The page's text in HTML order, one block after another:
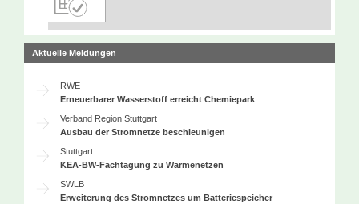
Aktuelle Meldungen
RWE
Erneuerbarer Wasserstoff erreicht Chemiepark
Verband Region Stuttgart
Ausbau der Stromnetze beschleunigen
Stuttgart
KEA-BW-Fachtagung zu Wärmenetzen
SWLB
Erweiterung des Stromnetzes um Batteriespeicher